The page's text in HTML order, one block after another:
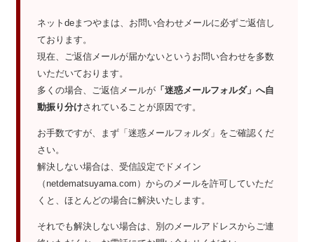
ネットdeまつやまは、お問い合わせメールに必ずご返信し
ております。
現在、ご返信メールが届かないというお問い合わせを多数
いただいております。
多くの場合、ご返信メールが「迷惑メールフォルダ」へ自
動振り分けされていることが原因です。
お手数ですが、まず「迷惑メールフォルダ」をご確認くだ
さい。
解決しない場合は、受信設定でドメイン
（netdematsuyama.com）からのメールを許可していただ
くと、ほとんどの場合に解決いたします。
それでも解決しない場合は、別のメールアドレスからご連